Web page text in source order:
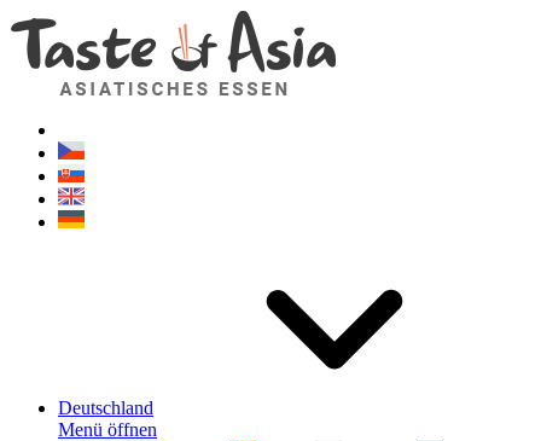
Deutschland
Menü öffnen
Geschmackvonasien.de
Zögern Sie nicht zu fragen. Ich bin für Sie da!